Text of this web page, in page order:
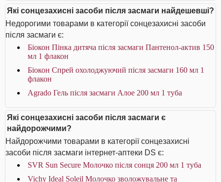
Які сонцезахисні засоби після засмаги найдешевші?
Недорогими товарами в категорії сонцезахисні засоби
після засмаги є:
Біокон Пінка дитяча після засмаги Пантенол-актив 150
мл 1 флакон
Біокон Спрей охолоджуючий після засмаги 160 мл 1
флакон
Agrado Гель після засмаги Алое 200 мл 1 туба
Які сонцезахисні засоби після засмаги є
найдорожчими?
Найдорожчими товарами в категорії сонцезахисні
засоби після засмаги інтернет-аптеки DS є:
SVR Sun Secure Молочко після сонця 200 мл 1 туба
Vichy Ideal Soleil Молочко зволожувальне та